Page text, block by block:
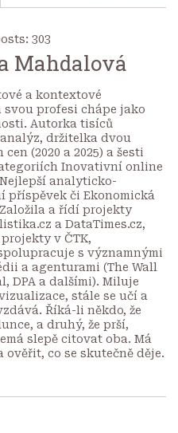
303
Mahdalová
a kontextové
svou profesi chápe jako
Autorka tisíců
držitelka dvou
(2020 a 2025) a šesti
Inovativní online
analyticko-
příspěvek či Ekonomická
a řídí projekty
a DataTimes.cz,
v ČTK,
s významnými
a agenturami (The Wall
DPA a dalšími). Miluje
stále se učí a
Říká-li někdo, že
a druhý, že prší,
slepě citovat oba. Má
ověřit, co se skutečně děje.